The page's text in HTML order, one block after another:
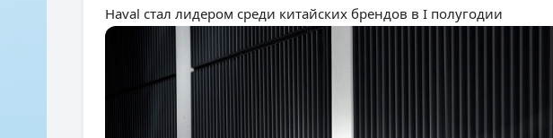
Haval стал лидером среди китайских брендов в I полугодии